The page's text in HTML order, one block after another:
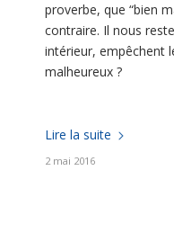
proverbe, que “bien
contraire. Il nous
intérieur, empêchent
malheureux ?
Lire la suite
2 mai 2016